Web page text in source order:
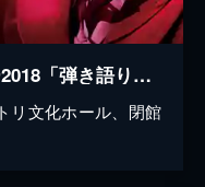
松山千春コンサート・ツアー2018「弾き語り」2018.6.27 ニトリ文化ホール
リ文化ホール、閉館